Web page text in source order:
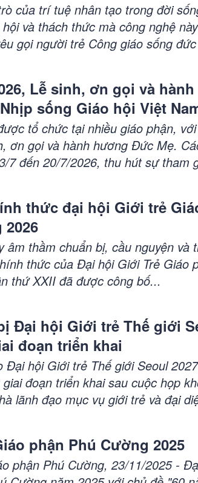
của trí tuệ nhân tạo trong đời
và thách thức mà công nghệ
gọi người trẻ Công giáo sống
khích sử dụng AI như công
đời sống đức tin và mục vụ.
Lễ sinh, ơn gọi và hành
sống Giáo hội Việt
2026)
tổ chức tại nhiều giáo phận,
ơn gọi và hành hương Đức Mẹ.
7 đến 20/7/2026, thu hút sự tham
Bắc Ninh, Sài Gòn, Xuân Lộc
có chương trình đặc biệt. Đây là
tin và gắn kết với Giáo hội.
thức đại hội Giới trẻ
âm thầm chuẩn bị, cầu nguyện và
thức của Đại hội Giới Trẻ Giáo
thứ XXII đã được công bố...
Đại hội Giới trẻ Thế giới
đoạn triển khai
Đại hội Giới trẻ Thế giới Seoul
đoạn triển khai sau cuộc họp
lãnh đạo mục vụ giới trẻ và đại
phận Phú Cường 2025
phận Phú Cường, 23/11/2025 -